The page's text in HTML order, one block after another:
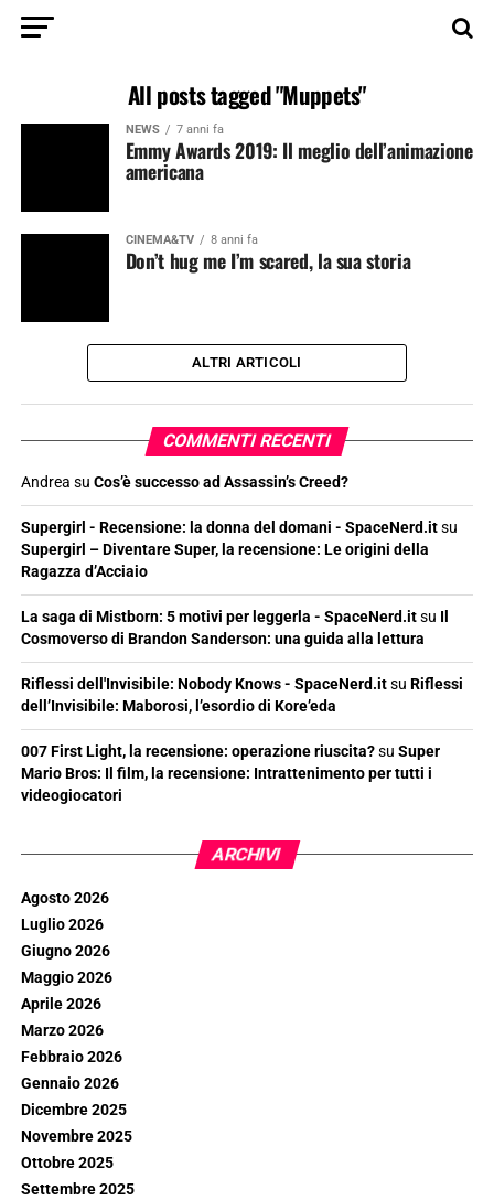
All posts tagged "Muppets"
NEWS 7 anni fa
Emmy Awards 2019: Il meglio dell’animazione
americana
CINEMA&TV 8 anni fa
Don’t hug me I’m scared, la sua storia
ALTRI ARTICOLI
COMMENTI RECENTI
Andrea su Cos’è successo ad Assassin’s Creed?
Supergirl - Recensione: la donna del domani - SpaceNerd.itsu
Supergirl – Diventare Super, la recensione: Le origini della
Ragazza d’Acciaio
La saga di Mistborn: 5 motivi per leggerla - SpaceNerd.itsu Il
Cosmoverso di Brandon Sanderson: una guida alla lettura
Riflessi dell'Invisibile: Nobody Knows - SpaceNerd.itsu Riflessi
dell’Invisibile: Maborosi, l’esordio di Kore’eda
007 First Light, la recensione: operazione riuscita?su Super
Mario Bros: Il film, la recensione: Intrattenimento per tutti i
videogiocatori
ARCHIVI
Agosto 2026
Luglio 2026
Giugno 2026
Maggio 2026
Aprile 2026
Marzo 2026
Febbraio 2026
Gennaio 2026
Dicembre 2025
Novembre 2025
Ottobre 2025
Settembre 2025